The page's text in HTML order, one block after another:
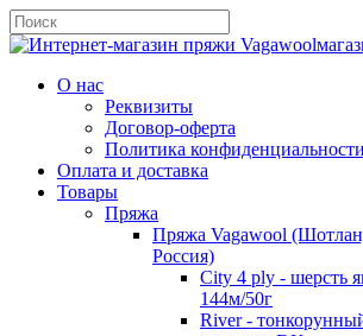
О нас
Реквизиты
Договор-оферта
Политика конфиденциальности
Оплата и доставка
Товары
Пряжа
Пряжа Vagawool
Россия)
City 4 ply - шерсть
144м/50г
River -